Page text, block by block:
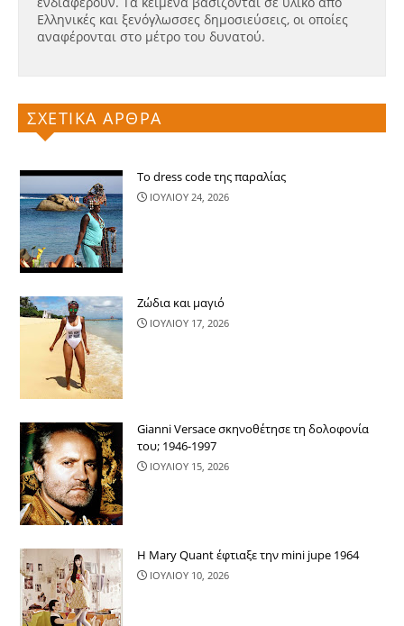
Ελληνικές και ξενόγλωσσες δημοσιεύσεις, οι οποίες
αναφέρονται στο μέτρο του δυνατού.
ΣΧΕΤΙΚΑ ΑΡΘΡΑ
Το dress code της παραλίας
ΙΟΥΛΙΟΥ 24, 2026
Ζώδια και μαγιό
ΙΟΥΛΙΟΥ 17, 2026
Gianni Versace σκηνοθέτησε τη δολοφονία
του; 1946-1997
ΙΟΥΛΙΟΥ 15, 2026
Η Mary Quant έφτιαξε την mini jupe 1964
ΙΟΥΛΙΟΥ 10, 2026